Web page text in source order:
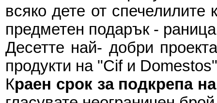
всяко дете от
предметен подарък -
Десетте най- добри
продукти на "Cif и
Краен срок за подкрепа